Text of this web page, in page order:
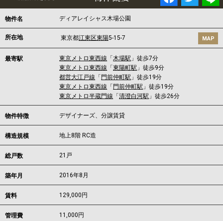
物件名 ディアレイシャス木場公園
所在地 東京都江東区東陽5-15-7 MAP
最寄駅 東京メトロ東西線 「木場駅 」徒歩7分
東京メトロ東西線 「東陽町駅 」徒歩9分
都営大江戸線 「 門前仲町駅 」徒歩19分
東京メトロ東西線 「 門前仲町駅 」徒歩19分
東京メトロ半蔵門線 「清澄白河駅 」徒歩26分
物件特徴 デザイナーズ、分譲賃貸
構造規模 地上8階 RC造
総戸数 21戸
築年月 2016年8月
賃料 129,000 円
管理費 11,000円